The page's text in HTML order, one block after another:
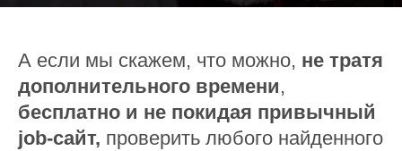
А если мы скажем, что можно, не тратя
дополнительного времени,
бесплатно и не покидая привычный
job-сайт, проверить любого найденного